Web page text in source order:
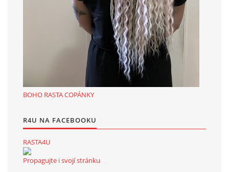
BOHO RASTA COPÁNKY
R4U NA FACEBOOKU
RASTA4U
Propagujte i svojí stránku